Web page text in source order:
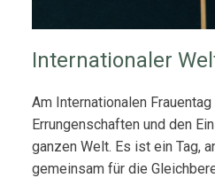
Internationaler
Am Internationalen
Errungenschaften und den
ganzen Welt. Es ist ein Tag,
gemeinsam für die